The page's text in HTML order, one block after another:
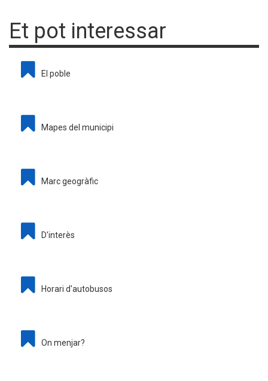
Et pot interessar
El poble
Mapes del municipi
Marc geogràfic
D'interès
Horari d'autobusos
On menjar?